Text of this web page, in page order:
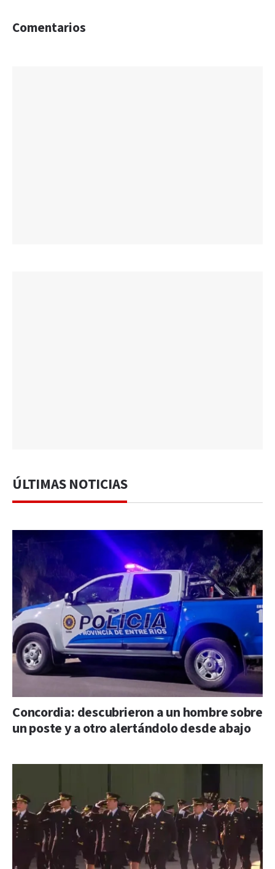
Comentarios
ÚLTIMAS NOTICIAS
Concordia: descubrieron a un hombre sobre
un poste y a otro alertándolo desde abajo